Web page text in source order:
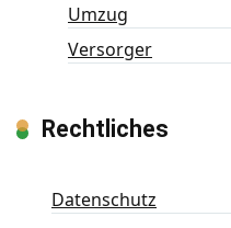
Umzug
Versorger
Rechtliches
Datenschutz